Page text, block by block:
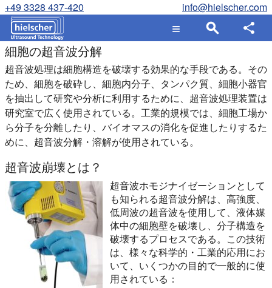
+49 3328 437-420 info@hielscher.com
細胞の超音波分解
超音波処理は細胞構造を破壊する効果的な手段である。その
ため、細胞を破砕し、細胞内分子、タンパク質、細胞小器官
を抽出して研究や分析に利用するために、超音波処理装置は
研究室で広く使用されている。工業的規模では、細胞工場か
ら分子を分離したり、バイオマスの消化を促進したりするた
めに、超音波分解・溶解が使用されている。
超音波崩壊とは？
超音波ホモジナイゼーションとして
も知られる超音波分解は、高強度、
低周波の超音波を使用して、液体媒
体中の細胞壁を破壊し、分子構造を
破壊するプロセスである。この技術
は、様々な科学的・工業的応用にお
いて、いくつかの目的で一般的に使
用されている：